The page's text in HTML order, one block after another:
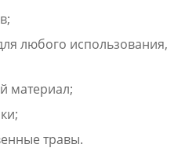
любого использования,
материал;
травы.